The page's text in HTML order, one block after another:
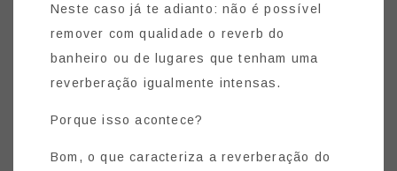
Neste caso já te adianto: não é possível
remover com qualidade o reverb do
banheiro ou de lugares que tenham uma
reverberação igualmente intensas.
Porque isso acontece?
Bom, o que caracteriza a reverberação do